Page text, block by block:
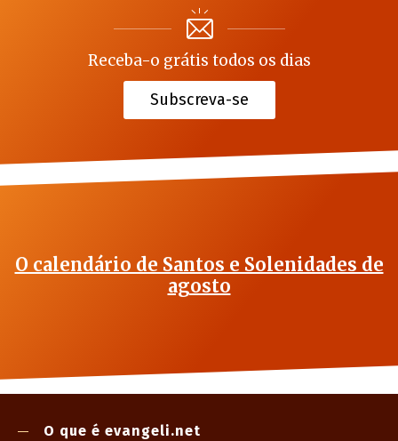
Receba-o grátis todos os dias
Subscreva-se
O calendário de Santos e Solenidades de
agosto
O que é evangeli.net